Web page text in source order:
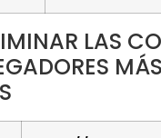
LAS
MÁS